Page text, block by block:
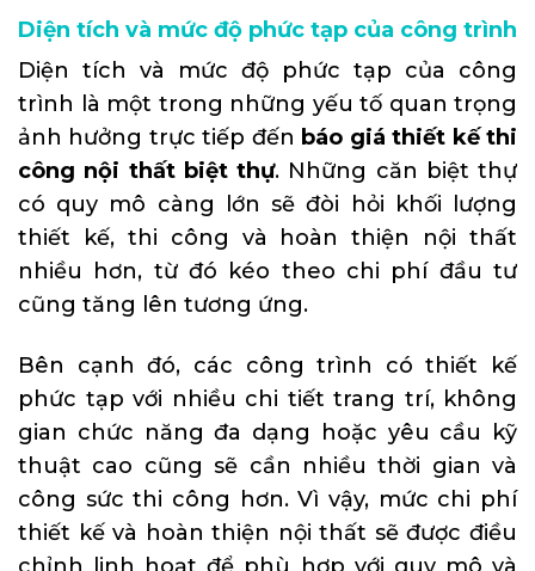
Diện tích và mức độ phức tạp của công trình
Diện tích và mức độ phức tạp của công
trình là một trong những yếu tố quan trọng
ảnh hưởng trực tiếp đến báo giá thiết kế thi
công nội thất biệt thự. Những căn biệt thự
có quy mô càng lớn sẽ đòi hỏi khối lượng
thiết kế, thi công và hoàn thiện nội thất
nhiều hơn, từ đó kéo theo chi phí đầu tư
cũng tăng lên tương ứng.
Bên cạnh đó, các công trình có thiết kế
phức tạp với nhiều chi tiết trang trí, không
gian chức năng đa dạng hoặc yêu cầu kỹ
thuật cao cũng sẽ cần nhiều thời gian và
công sức thi công hơn. Vì vậy, mức chi phí
thiết kế và hoàn thiện nội thất sẽ được điều